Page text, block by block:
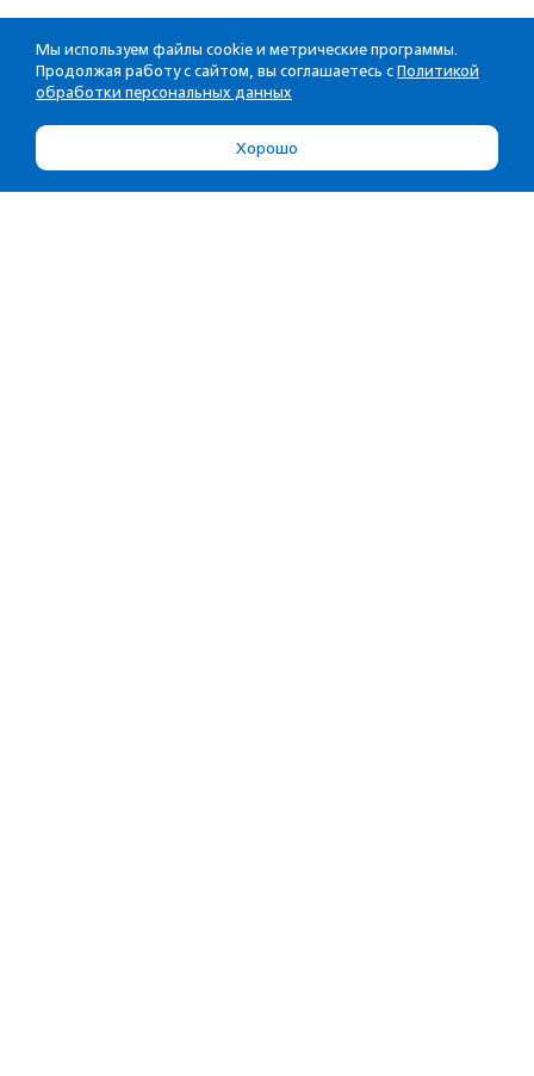
Мы используем файлы cookie и метрические программы.
Продолжая работу с сайтом, вы соглашаетесь с Политикой
обработки персональных данных
Хорошо